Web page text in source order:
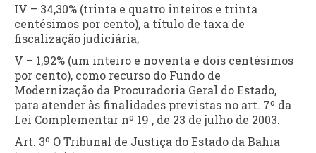
IV – 34,30% (trinta e quatro inteiros e trinta
centésimos por cento), a título de taxa de
fiscalização judiciária;
V – 1,92% (um inteiro e noventa e dois centésimos
por cento), como recurso do Fundo de
Modernização da Procuradoria Geral do Estado,
para atender às finalidades previstas no art. 7º da
Lei Complementar nº 19 , de 23 de julho de 2003.
Art. 3º O Tribunal de Justiça do Estado da Bahia